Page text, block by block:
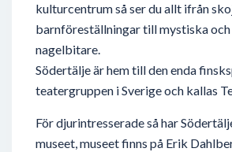
kulturcentrum så ser du allt ifrån
barnföreställningar till mystiska och
nagelbitare.
Södertälje är hem till den enda
teatergruppen i Sverige och kallas
För djurintresserade så har
museet, museet finns på Erik